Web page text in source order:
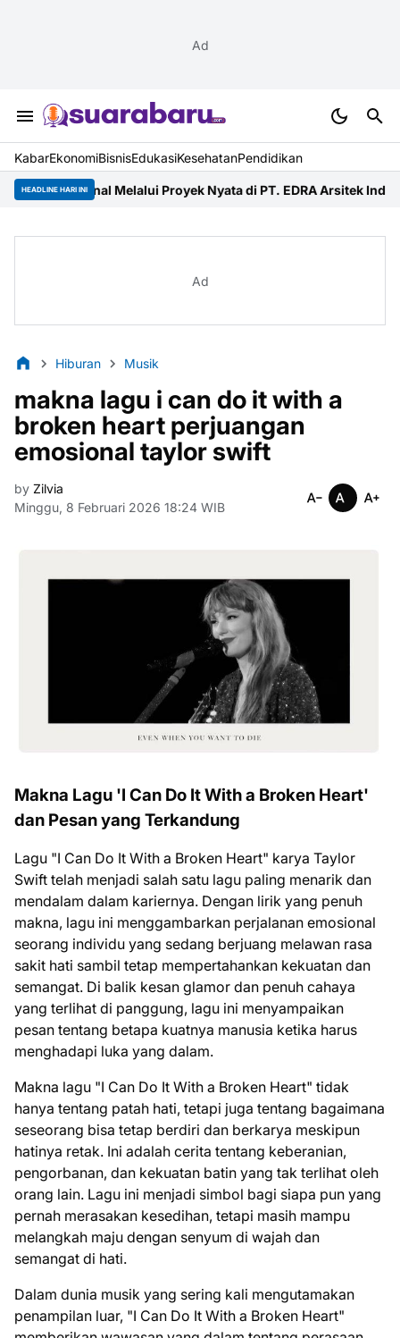
Ad
KabarEkonomiBisnisEdukasiKesehatanPendidikan
HEADLINE HARI INI
Melalui Proyek Nyata di PT. EDRA Arsitek IndonesiaMerdeka
Ad
Hiburan Musik
makna lagu i can do it with a
broken heart perjuangan
emosional taylor swift
by Zilvia
Minggu, 8 Februari 2026 18:24 WIB
Makna Lagu 'I Can Do It With a Broken Heart'
dan Pesan yang Terkandung
Lagu "I Can Do It With a Broken Heart" karya Taylor
Swift telah menjadi salah satu lagu paling menarik dan
mendalam dalam kariernya. Dengan lirik yang penuh
makna, lagu ini menggambarkan perjalanan emosional
seorang individu yang sedang berjuang melawan rasa
sakit hati sambil tetap mempertahankan kekuatan dan
semangat. Di balik kesan glamor dan penuh cahaya
yang terlihat di panggung, lagu ini menyampaikan
pesan tentang betapa kuatnya manusia ketika harus
menghadapi luka yang dalam.
Makna lagu "I Can Do It With a Broken Heart" tidak
hanya tentang patah hati, tetapi juga tentang bagaimana
seseorang bisa tetap berdiri dan berkarya meskipun
hatinya retak. Ini adalah cerita tentang keberanian,
pengorbanan, dan kekuatan batin yang tak terlihat oleh
orang lain. Lagu ini menjadi simbol bagi siapa pun yang
pernah merasakan kesedihan, tetapi masih mampu
melangkah maju dengan senyum di wajah dan
semangat di hati.
Dalam dunia musik yang sering kali mengutamakan
penampilan luar, "I Can Do It With a Broken Heart"